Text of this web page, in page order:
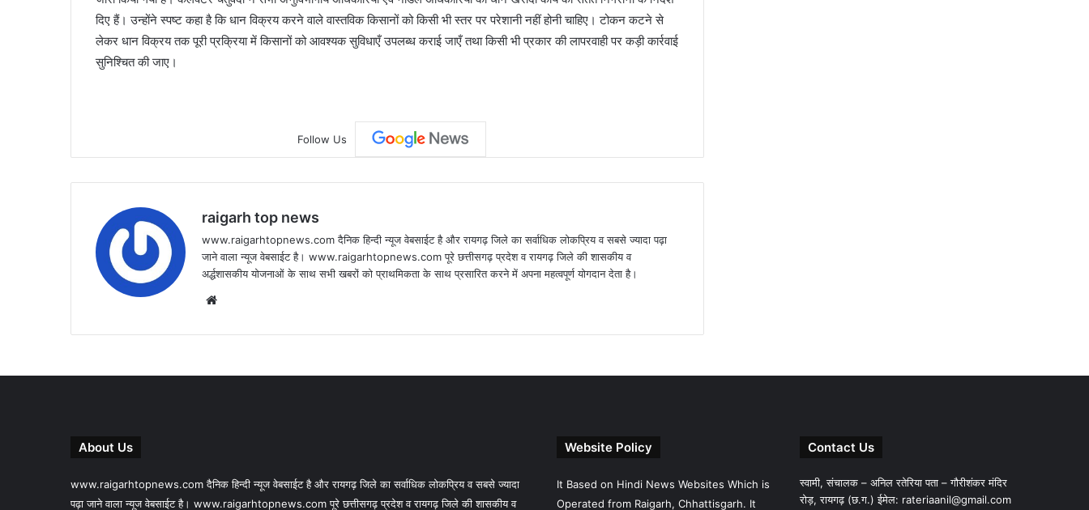
दिए हैं। उन्होंने स्पष्ट कहा है कि धान विक्रय करने वाले वास्तविक किसानों को किसी भी स्तर पर परेशानी नहीं होनी चाहिए। टोकन कटने से
लेकर धान विक्रय तक पूरी प्रक्रिया में किसानों को आवश्यक सुविधाएँ उपलब्ध कराई जाएँ तथा किसी भी प्रकार की लापरवाही पर कड़ी कार्रवाई
सुनिश्चित की जाए।
Follow Us
raigarh top news
www.raigarhtopnews.com दैनिक हिन्दी न्यूज वेबसाईट है और रायगढ़ जिले का सर्वाधिक लोकप्रिय व सबसे ज्यादा पढ़ा
जाने वाला न्यूज वेबसाईट है। www.raigarhtopnews.com पूरे छत्तीसगढ़ प्रदेश व रायगढ़ जिले की शासकीय व
अर्द्धशासकीय योजनाओं के साथ सभी खबरों को प्राथमिकता के साथ प्रसारित करने में अपना महत्वपूर्ण योगदान देता है।
About Us
www.raigarhtopnews.com दैनिक हिन्दी न्यूज वेबसाईट है और रायगढ़ जिले का सर्वाधिक लोकप्रिय व सबसे ज्यादा
पढ़ा जाने वाला न्यूज वेबसाईट है। www.raigarhtopnews.com पूरे छत्तीसगढ़ प्रदेश व रायगढ़ जिले की शासकीय व
Website Policy
It Based on Hindi News Websites Which is
Operated from Raigarh, Chhattisgarh. It
Contact Us
स्वामी, संचालक – अनिल रतेरिया पता – गौरीशंकर मंदिर
रोड़, रायगढ़ (छ.ग.) ईमेल: rateriaanil@gmail.com